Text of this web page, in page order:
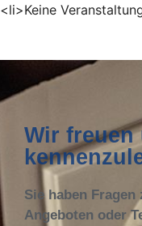
<li>Keine
Wir freuen
Sie haben
Angeboten oder